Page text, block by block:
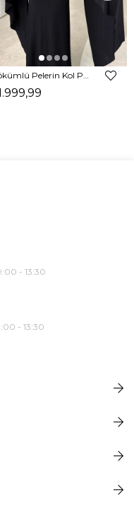
- 13:30
- 13:30